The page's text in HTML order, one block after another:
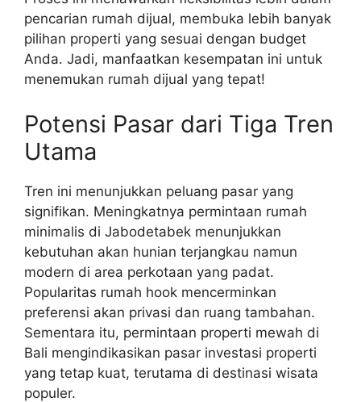
pencarian rumah dijual, membuka lebih banyak
pilihan properti yang sesuai dengan budget
Anda. Jadi, manfaatkan kesempatan ini untuk
menemukan rumah dijual yang tepat!
Potensi Pasar dari Tiga Tren
Utama
Tren ini menunjukkan peluang pasar yang
signifikan. Meningkatnya permintaan rumah
minimalis di Jabodetabek menunjukkan
kebutuhan akan hunian terjangkau namun
modern di area perkotaan yang padat.
Popularitas rumah hook mencerminkan
preferensi akan privasi dan ruang tambahan.
Sementara itu, permintaan properti mewah di
Bali mengindikasikan pasar investasi properti
yang tetap kuat, terutama di destinasi wisata
populer.